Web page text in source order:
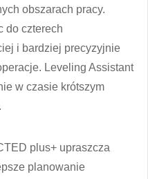
obszarach pracy.
do czterech
i bardziej precyzyjnie
Leveling Assistant
w czasie krótszym
plus+ upraszcza
planowanie